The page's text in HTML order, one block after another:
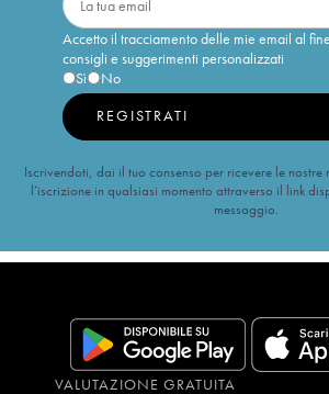
Accetto il tracciamento delle mie email al
consigli e suggerimenti personalizzati
Sì
No
REGISTRATI
Iscrivendoti, dai il tuo consenso per ricevere le nostre
l’iscrizione in qualsiasi momento attraverso il link
messaggio.
VALUTAZIONE GRATUITA